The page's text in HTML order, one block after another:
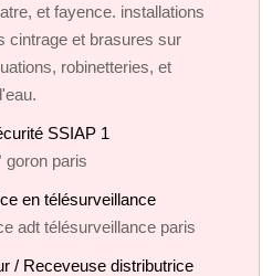
et fayence. installations
cintrage et brasures sur
robinetteries, et
SSIAP 1
goron paris
en télésurveillance
adt télésurveillance paris
/ Receveuse distributrice